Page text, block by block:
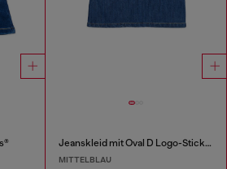
Jeanskleid mit Oval D Logo-Stickerei
MITTELBLAU